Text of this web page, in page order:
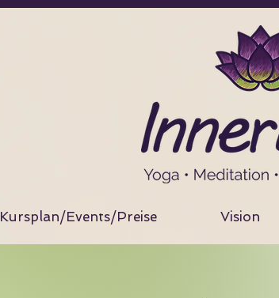
Kursplan/Events/Preise Vision